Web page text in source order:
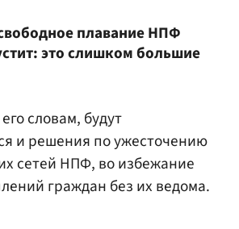
плавание НПФ
это слишком большие
словам, будут
и решения по ужесточению
сетей НПФ, во избежание
граждан без их ведома.